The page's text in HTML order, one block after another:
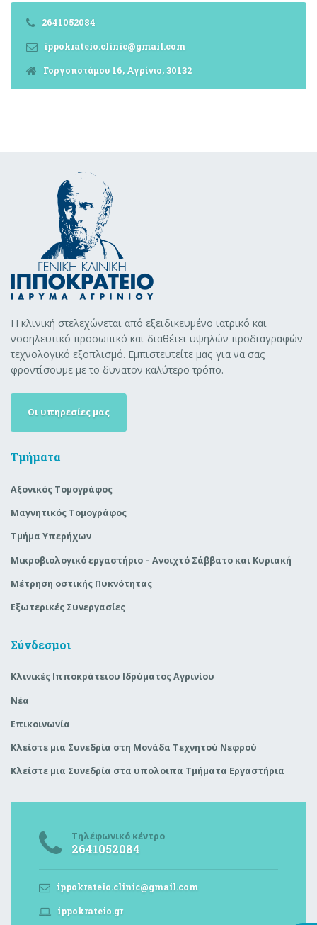
2641052084
ippokrateio.clinic@gmail.com
Γοργοποτάμου 16, Αγρίνιο, 30132
Η κλινική στελεχώνεται από εξειδικευμένο ιατρικό και
νοσηλευτικό προσωπικό και διαθέτει υψηλών προδιαγραφών
τεχνολογικό εξοπλισμό. Εμπιστευτείτε μας για να σας
φροντίσουμε με το δυνατον καλύτερο τρόπο.
Οι υπηρεσίες μας
Τμήματα
Αξονικός Τομογράφος
Μαγνητικός Τομογράφος
Τμήμα Υπερήχων
Μικροβιολογικό εργαστήριο – Ανοιχτό Σάββατο και Κυριακή
Μέτρηση οστικής Πυκνότητας
Εξωτερικές Συνεργασίες
Σύνδεσμοι
Κλινικές Ιπποκράτειου Ιδρύματος Αγρινίου
Νέα
Επικοινωνία
Κλείστε μια Συνεδρία στη Μονάδα Τεχνητού Νεφρού
Κλείστε μια Συνεδρία στα υπολοιπα Τμήματα Εργαστήρια
Τηλέφωνικό κέντρο
2641052084
ippokrateio.clinic@gmail.com
ippokrateio.gr